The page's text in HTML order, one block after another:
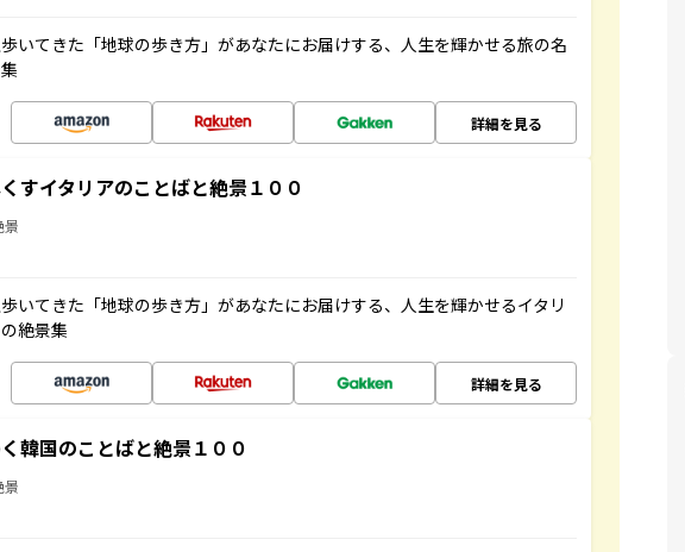
いてきた「地球の歩き方」があなたにお届けする、人生を輝かせる旅の名
詳細を見る
すイタリアのことばと絶景１００
景
いてきた「地球の歩き方」があなたにお届けする、人生を輝かせるイタリ
絶景集
詳細を見る
韓国のことばと絶景１００
景